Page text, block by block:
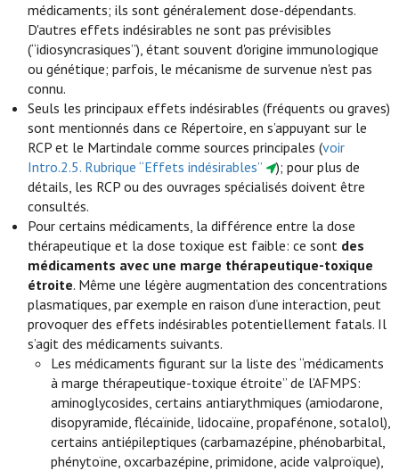
médicaments; ils sont généralement dose-dépendants.
D'autres effets indésirables ne sont pas prévisibles
(“idiosyncrasiques”), étant souvent d'origine immunologique
ou génétique; parfois, le mécanisme de survenue n'est pas
connu.
Seuls les principaux effets indésirables (fréquents ou graves)
sont mentionnés dans ce Répertoire, en s’appuyant sur le
RCP et le Martindale comme sources principales (voir
Intro.2.5. Rubrique “Effets indésirables”
); pour plus de
détails, les RCP ou des ouvrages spécialisés doivent être
consultés.
Pour certains médicaments, la différence entre la dose
thérapeutique et la dose toxique est faible: ce sont des
médicaments avec une marge thérapeutique-toxique
étroite. Même une légère augmentation des concentrations
plasmatiques, par exemple en raison d’une interaction, peut
provoquer des effets indésirables potentiellement fatals. Il
s’agit des médicaments suivants.
Les médicaments figurant sur la liste des “médicaments
à marge thérapeutique-toxique étroite” de l’AFMPS:
aminoglycosides, certains antiarythmiques (amiodarone,
disopyramide, flécaïnide, lidocaïne, propafénone, sotalol),
certains antiépileptiques (carbamazépine, phénobarbital,
phénytoïne, oxcarbazépine, primidone, acide valproïque),